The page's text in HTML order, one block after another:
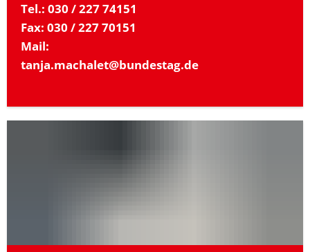
Tel.: 030 / 227 74151
Fax: 030 / 227 70151
Mail:
tanja.machalet@bundestag.de